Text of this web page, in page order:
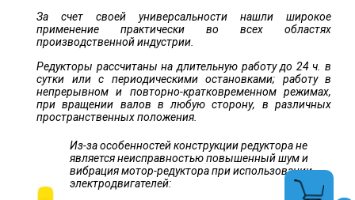
За счет своей универсальности нашли широкое
применение практически во всех областях
производственной индустрии.
Редукторы рассчитаны на длительную работу до 24 ч. в
сутки или с периодическими остановками; работу в
непрерывном и повторно-кратковременном режимах,
при вращении валов в любую сторону, в различных
пространственных положения.
Из-за особенностей конструкции редуктора не
является неисправностью повышенный шум и
вибрация мотор-редуктора при использовании
электродвигателей: